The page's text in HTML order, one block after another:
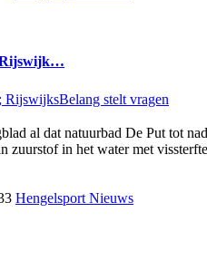
Rijswijk…
al dat natuurbad De Put tot
zuurstof in het water met
Hengelsport Nieuws